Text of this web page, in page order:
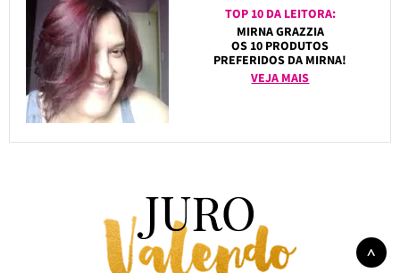
TOP 10 DA LEITORA:
MIRNA GRAZZIA
OS 10 PRODUTOS
PREFERIDOS DA MIRNA!
VEJA MAIS